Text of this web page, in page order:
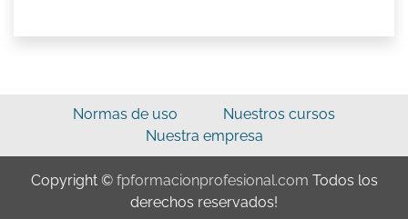
Normas de uso
Nuestros cursos
Nuestra empresa
Copyright © fpformacionprofesional.com Todos los
derechos reservados!